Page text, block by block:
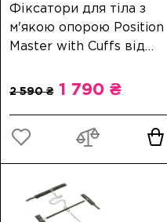
Фіксатори для тіла з
м'якою опорою Position
Master with Cuffs від
1 790 ₴